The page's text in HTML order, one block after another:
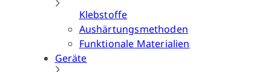
Klebstoffe
Aushärtungsmethoden
Funktionale Materialien
Geräte